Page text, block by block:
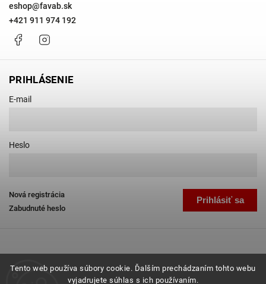
Tento web používa súbory cookie. Ďalším prechádzaním tohto webu
vyjadrujete súhlas s ich používaním.
eshop@favab.sk
+421 911 974 192
Facebook
PRIHLÁSENIE
E-mail
Heslo
Prihlásiť sa
Nová registrácia
Zabudnuté heslo